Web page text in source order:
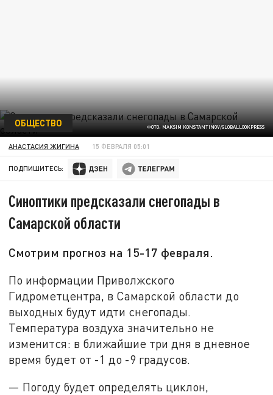
ФОТО: MAKSIM KONSTANTINOV/GLOBALLOOKPRESS
ОБЩЕСТВО
АНАСТАСИЯ ЖИГИНА 15 ФЕВРАЛЯ 05:01
ПОДПИШИТЕСЬ:
Синоптики предсказали снегопады в
Самарской области
Смотрим прогноз на 15-17 февраля.
По информации Приволжского
Гидрометцентра, в Самарской области до
выходных будут идти снегопады.
Температура воздуха значительно не
изменится: в ближайшие три дня в дневное
время будет от -1 до -9 градусов.
— Погоду будет определять циклон,